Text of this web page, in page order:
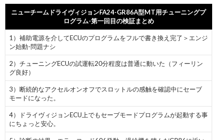
ニューチームドライヴィジョンFA24-GR86A型MT用チューニングプ
ログラム-第一回目の検証まとめ
1）補助電源を介してECUのプログラムをフルで書き換え完了＞エンジ
ン始動-問題ナシ
2）チューニングECUの試運転20分程度は普通に動いた（フィーリン
グ良好）
3）断続的なアクセルオンオフでスロットルの感触を確認中にセーブ
モードになった。
4）ドライヴィジョンECU上でもセーブモードプログラムが起動する事
にちょっと安心。